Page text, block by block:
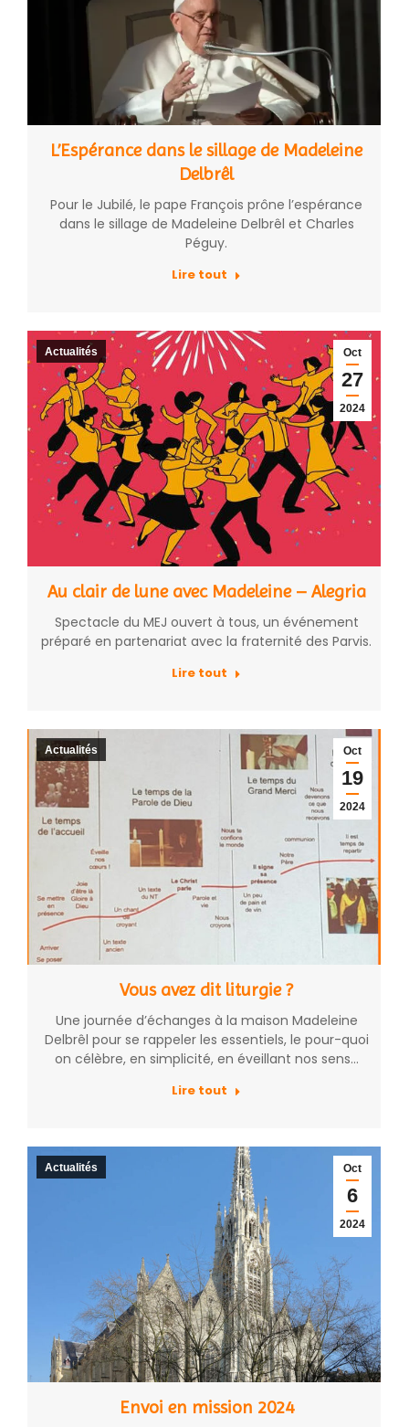
L’Espérance dans le sillage de Madeleine
Delbrêl
Pour le Jubilé, le pape François prône l’espérance
dans le sillage de Madeleine Delbrêl et Charles
Péguy.
Lire tout
Oct
27
2024
Actualités
Au clair de lune avec Madeleine – Alegria
Spectacle du MEJ ouvert à tous, un événement
préparé en partenariat avec la fraternité des Parvis.
Lire tout
Oct
19
2024
Actualités
Vous avez dit liturgie ?
Une journée d’échanges à la maison Madeleine
Delbrêl pour se rappeler les essentiels, le pour-quoi
on célèbre, en simplicité, en éveillant nos sens…
Lire tout
Oct
6
2024
Actualités
Envoi en mission 2024